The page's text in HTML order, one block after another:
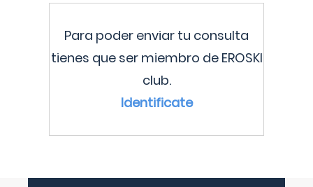
Para poder enviar tu consulta
tienes que ser miembro de EROSKI
club.
Identificate